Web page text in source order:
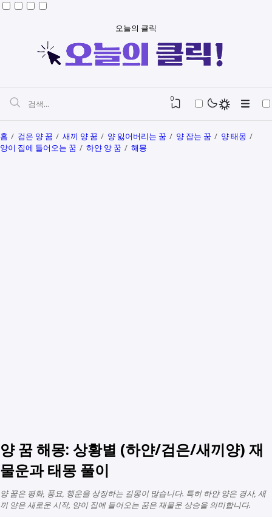
오늘의 클릭
0
홈 검은 양 꿈 새끼 양 꿈 양 잃어버리는 꿈 양 잡는 꿈
양 태몽
양이 집에 들어오는 꿈
하얀 양 꿈 해몽
양 꿈 해몽: 상황별 (하얀/검은/새끼양) 재
물운과 태몽 풀이
양 꿈은 평화, 풍요, 행운을 상징하는 길몽이 많습니다. 특히 하얀 양은 경사, 새
끼 양은 새로운 시작, 양이 집에 들어오는 꿈은 재물운 상승을 의미합니다.